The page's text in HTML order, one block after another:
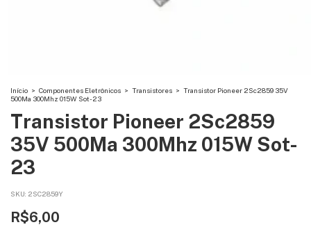
Início > Componentes Eletrônicos > Transistores > Transistor Pioneer 2Sc2859 35V
500Ma 300Mhz 015W Sot-23
Transistor Pioneer 2Sc2859
35V 500Ma 300Mhz 015W Sot-
23
SKU: 2SC2859Y
R$6,00